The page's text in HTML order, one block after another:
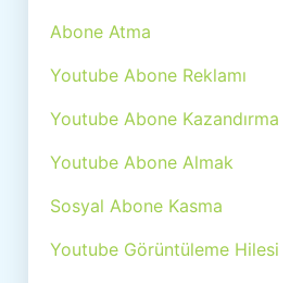
Abone Atma
Youtube Abone Reklamı
Youtube Abone Kazandırma
Youtube Abone Almak
Sosyal Abone Kasma
Youtube Görüntüleme Hilesi